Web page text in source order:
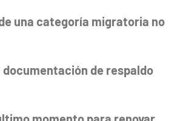
una categoría migratoria no
documentación de respaldo